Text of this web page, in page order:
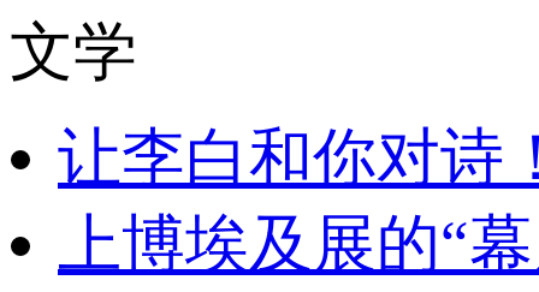
文学
让李白和你对诗
上博埃及展的“